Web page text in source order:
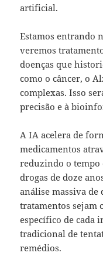
artificial.
Estamos entrando
veremos
doenças que
como o câncer, o
complexas. Isso
precisão e à
A IA acelera de
medicamentos
reduzindo o tempo
drogas de doze
análise massiva de
tratamentos sejam
específico de cada
tradicional de
remédios.